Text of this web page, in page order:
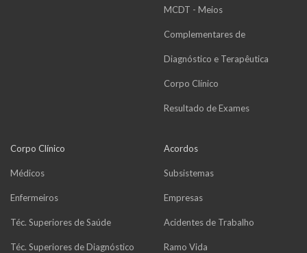
MCDT - Meios
Complementares de
Diagnóstico e Terapêutica
Corpo Clínico
Resultado de Exames
Corpo Clínico
Médicos
Enfermeiros
Téc. Superiores de Saúde
Téc. Superiores de Diagnóstico
Acordos
Subsistemas
Empresas
Acidentes de Trabalho
Ramo Vida